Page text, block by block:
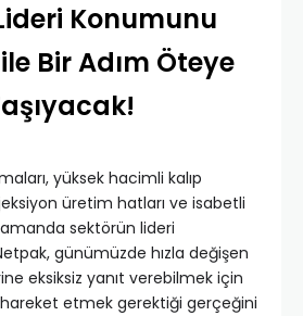
Konumunu
Bir Adım Öteye
yüksek hacimli kalıp
üretim hatları ve isabetli
sektörün lideri
günümüzde hızla değişen
eksiksiz yanıt verebilmek için
etmek gerektiği gerçeğini